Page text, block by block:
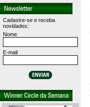
Cadastre-se e receba
novidades:
Nome
E-mail